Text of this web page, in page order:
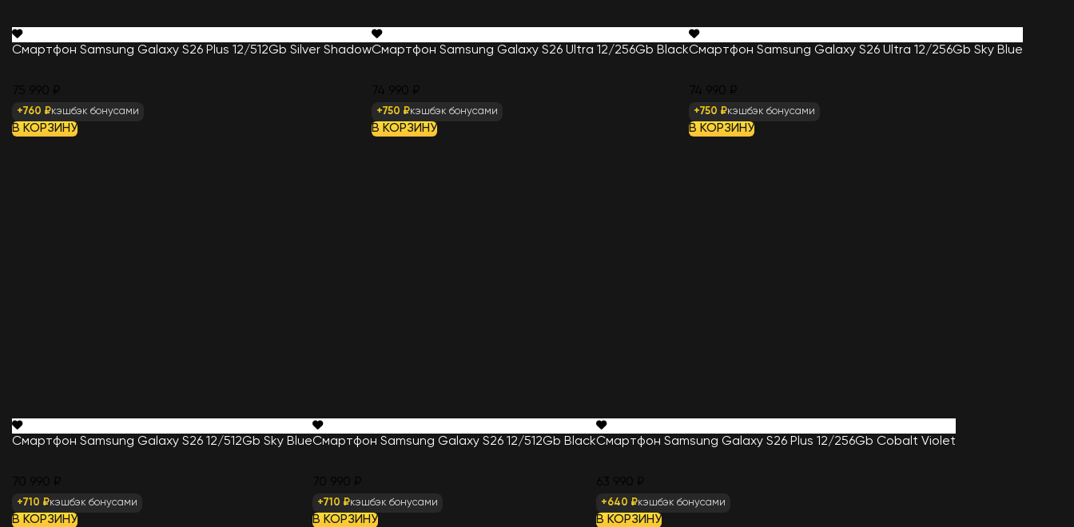
Смартфон Samsung Galaxy S26 Plus 12/512Gb Silver Shadow
+760 ₽кэшбэк бонусами
В КОРЗИНУ
Смартфон Samsung Galaxy S26 Ultra 12/256Gb Black
+750 ₽кэшбэк бонусами
В КОРЗИНУ
Смартфон Samsung Galaxy S26 Ultra 12/256Gb Sky Blue
+750 ₽кэшбэк бонусами
В КОРЗИНУ
Смартфон Samsung Galaxy S26 12/512Gb Sky Blue
+710 ₽кэшбэк бонусами
В КОРЗИНУ
Смартфон Samsung Galaxy S26 12/512Gb Black
+710 ₽кэшбэк бонусами
В КОРЗИНУ
Смартфон Samsung Galaxy S26 Plus 12/256Gb Cobalt Violet
+640 ₽кэшбэк бонусами
В КОРЗИНУ